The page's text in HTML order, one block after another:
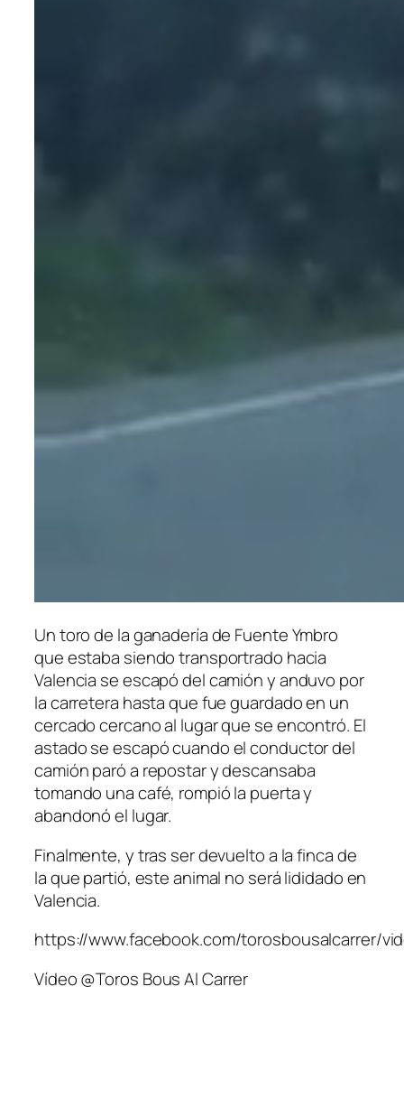
Un toro de la ganadería de Fuente Ymbro
que estaba siendo transportrado hacia
Valencia se escapó del camión y anduvo por
la carretera hasta que fue guardado en un
cercado cercano al lugar que se encontró. El
astado se escapó cuando el conductor del
camión paró a repostar y descansaba
tomando una café, rompió la puerta y
abandonó el lugar.
Finalmente, y tras ser devuelto a la finca de
la que partió, este animal no será lididado en
Valencia.
https://www.facebook.com/torosbousalcarrer/
Vídeo @Toros Bous Al Carrer